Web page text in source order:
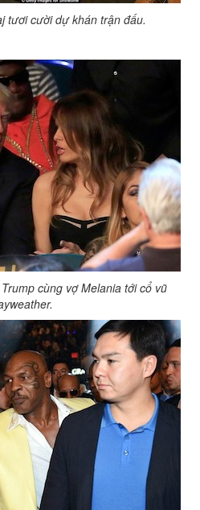
tươi cười dự khán trận đấu.
cùng vợ Melania tới cổ vũ